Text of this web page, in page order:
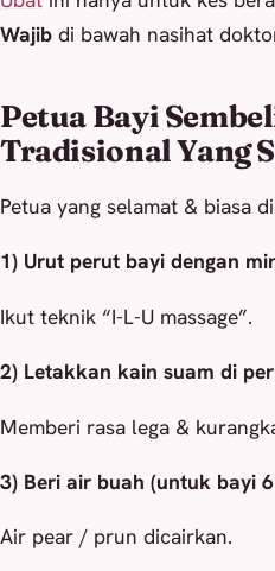
Wajib di bawah nasihat
Petua Bayi
Tradisional Yang
Petua yang selamat & biasa
1) Urut perut bayi dengan
Ikut teknik “I-L-U massage”.
2) Letakkan kain suam di
Memberi rasa lega &
3) Beri air buah (untuk bayi
Air pear / prun dicairkan.